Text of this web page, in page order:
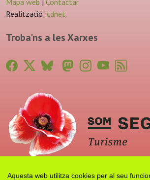
Aquesta web utilitza cookies per al seu
Realització: cdnet
Troba'ns a les Xarxes